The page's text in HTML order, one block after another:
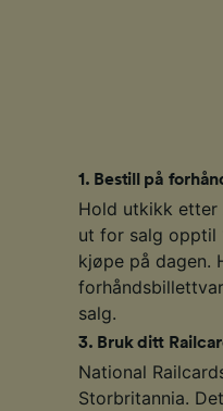
1 . Bestill på
Hold utkikk etter
ut for salg opptil
kjøpe på dagen.
salg.
3. Bruk ditt
National
Storbritannia.